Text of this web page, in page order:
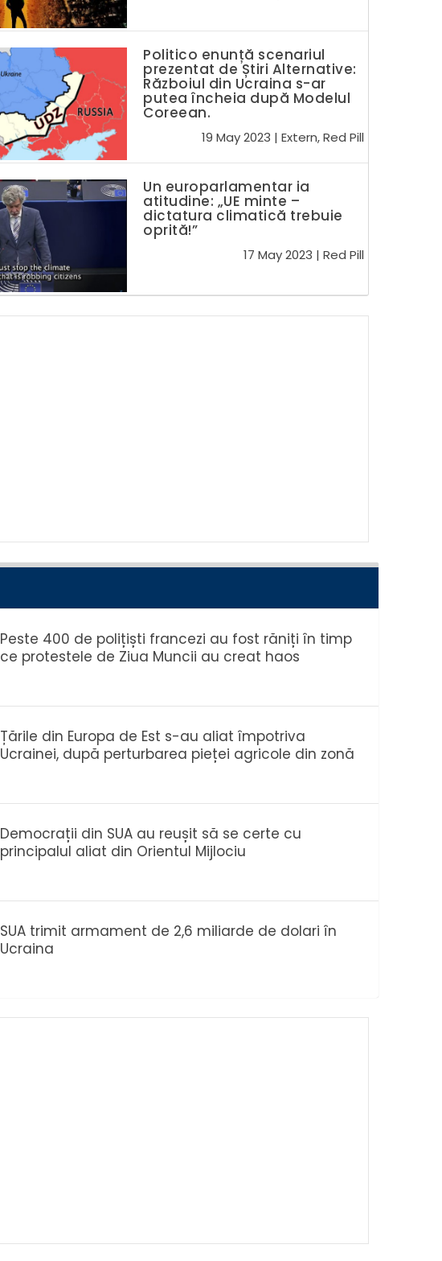
Politico enunță scenariul
prezentat de Știri Alternative:
Războiul din Ucraina s-ar
putea încheia după Modelul
Coreean.
19 May 2023 | Extern,Red Pill
Un europarlamentar ia
atitudine: „UE minte –
dictatura climatică trebuie
oprită!”
17 May 2023 | Red Pill
Peste 400 de polițiști francezi au fost răniți în timp
ce protestele de Ziua Muncii au creat haos
Țările din Europa de Est s-au aliat împotriva
Ucrainei, după perturbarea pieței agricole din zonă
Democrații din SUA au reușit să se certe cu
principalul aliat din Orientul Mijlociu
SUA trimit armament de 2,6 miliarde de dolari în
Ucraina